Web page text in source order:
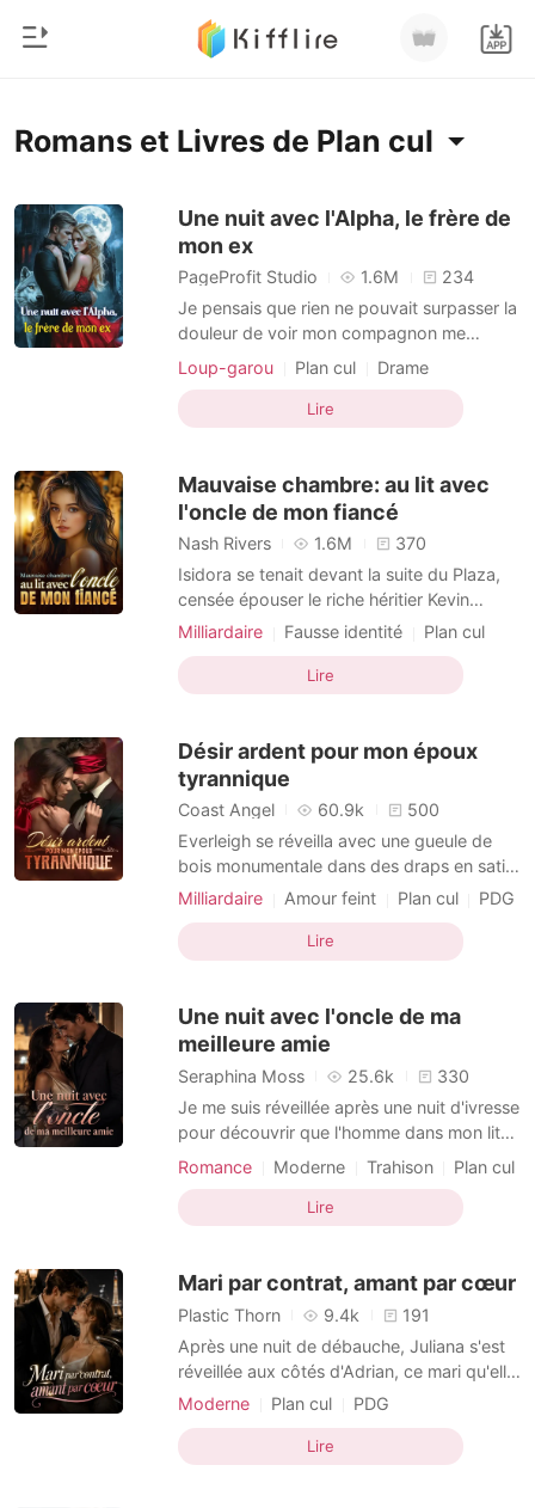
Historique
Déconnexion
Télécharger l'appli
Accueil
Moderne
Loup-garou
Nouvelle
Classement
Nouvelles
Romans et Livres de Plan cul
Une nuit avec l'Alpha, le frère de
mon ex
PageProfit Studio 1.6M
234
Je pensais que rien ne pouvait surpasser la
douleur de voir mon compagnon me
trahir... Jusqu'à ce que j'apprenne qu'il
avait épousé ma meilleure amie dans mon
dos ! Une nuit. Une erreur. Une rencontre
inoubliable avec le seul loup dont je
cet homme aussi gla
Loup-garou Plan cul Drame
Lire
Mauvaise chambre: au lit avec
l'oncle de mon fiancé
Nash Rivers 1.6M
370
Isidora se tenait devant la suite du Plaza,
censée épouser le riche héritier Kevin
Garrison dans quelques mois. Mais en
lit avec Chantelle, son ancienne meilleure
amie. Au lieu de pleurer, Isidora garda un
le
Milliardaire Fausse identité
Plan cul
PDG
Histoire d'amour
Mariage contractuel
Différence d'âge
Lire
Désir ardent pour mon époux
tyrannique
Coast Angel 60.9k
500
Everleigh se réveilla avec une gueule de
bois monumentale dans des draps en satin
hors de prix, bien loin du minuscule studio
tremblante reposait un document officiel :
un certificat de mariage. Ivre morte la veille
Milliardaire Amour feint Plan cul
PDG
Perfide
Amour interdit
Lire
Une nuit avec l'oncle de ma
meilleure amie
Seraphina Moss 25.6k
330
Je me suis réveillée après une nuit d'ivresse
pour découvrir que l'homme dans mon lit
n'était autre qu'Alaric Caldwell, le
de ma meilleure amie. Paniquée par cette
erreur monumentale, je me suis enfuie en
Romance Moderne Trahison Plan cul
Lire
Mari par contrat, amant par cœur
Plastic Thorn 9.4k
191
Après une nuit de débauche, Juliana s'est
réveillée aux côtés d'Adrian, ce mari qu'elle
n'avait pas revu depuis trois ans. Prise de
elle le souvenir de son défunt père. Adrian
était connu comme un reclus effrayant,
Moderne Plan cul
PDG
Identités cachées
Chick lit
Mariage contractuel
Lire